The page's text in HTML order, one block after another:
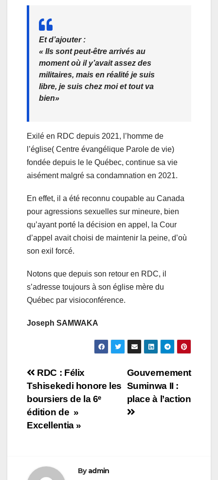
Et d’ajouter :
« Ils sont peut-être arrivés au
moment où il y’avait assez des
militaires, mais en réalité je suis
libre, je suis chez moi et tout va
bien»
Exilé en RDC depuis 2021, l’homme de
l’église( Centre évangélique Parole de vie)
fondée depuis le le Québec, continue sa vie
aisément malgré sa condamnation en 2021.
En effet, il a été reconnu coupable au Canada
pour agressions sexuelles sur mineure, bien
qu’ayant porté la décision en appel, la Cour
d’appel avait choisi de maintenir la peine, d’où
son exil forcé.
Notons que depuis son retour en RDC, il
s’adresse toujours à son église mère du
Québec par visioconférence.
Joseph SAMWAKA
Navigation
de
l’article
Gouvernement
Suminwa II :
place à l’action
RDC : Félix
Tshisekedi honore les
boursiers de la 6ᵉ
édition de »
Excellentia »
Byadmin